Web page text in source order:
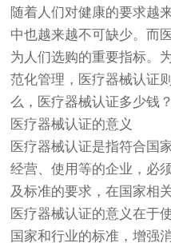
随着人们对健康的要求越
中也越来越不可缺少。而
为人们选购的重要指标。
范化管理， 医疗器械认证
么，医疗器械认证多少钱
医疗器械认证的意义
医疗器械认证是指符合国
经营、使用等的企业，必
及标准的要求，在国家相
医疗器械认证的意义在于
国家和行业的标准，增强